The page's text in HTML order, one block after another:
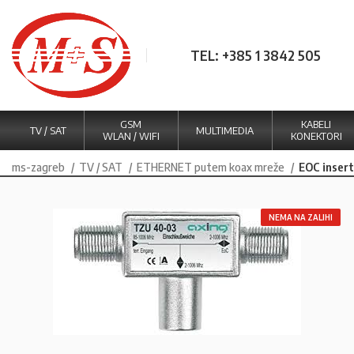
TEL: +385 1 3842 505
TV / SAT
GSM
WLAN / WIFI
MULTIMEDIA
KABELI
KONEKTORI
ms-zagreb TV / SAT ETHERNET putem koax mreže EOC
NEMA NA ZALIHI